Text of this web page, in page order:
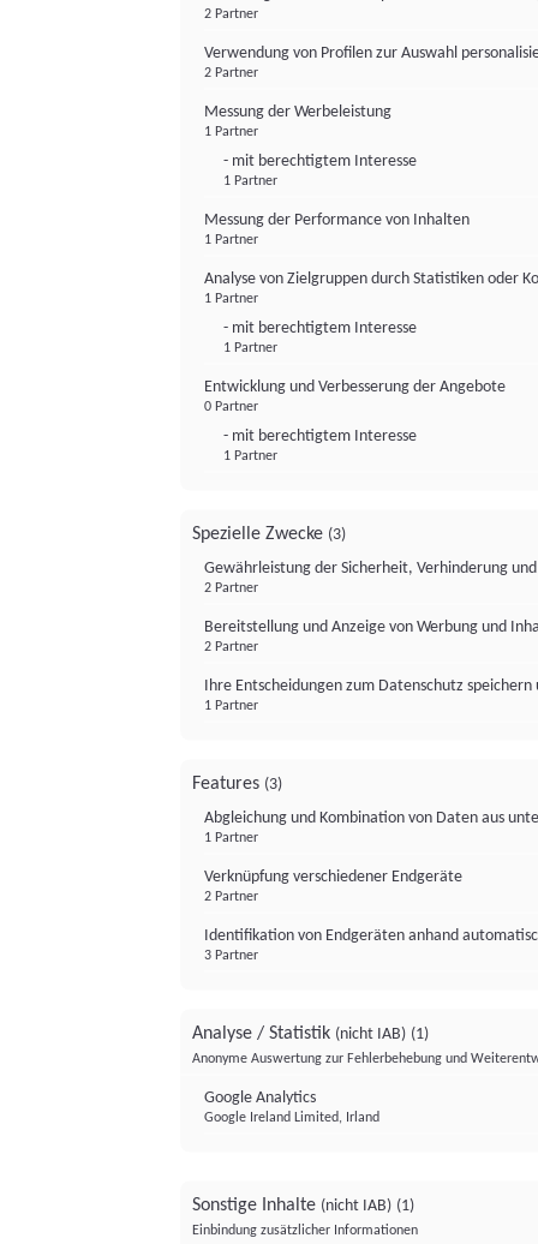
2 Partner
Verwendung von Profilen zur Auswahl
2 Partner
Messung der Werbeleistung
1 Partner
- mit berechtigtem Interesse
1 Partner
Messung der Performance von Inhalten
1 Partner
Analyse von Zielgruppen durch Statistiken oder
1 Partner
- mit berechtigtem Interesse
1 Partner
Entwicklung und Verbesserung der Angebote
0 Partner
- mit berechtigtem Interesse
1 Partner
Spezielle Zwecke (3)
Gewährleistung der Sicherheit, Verhinderung
2 Partner
Bereitstellung und Anzeige von Werbung und
2 Partner
Ihre Entscheidungen zum Datenschutz
1 Partner
Features (3)
Abgleichung und Kombination von Daten aus
1 Partner
Verknüpfung verschiedener Endgeräte
2 Partner
Identifikation von Endgeräten anhand
3 Partner
Analyse / Statistik (nicht IAB) (1)
Anonyme Auswertung zur Fehlerbehebung und
Google Analytics
Google Ireland Limited, Irland
Sonstige Inhalte (nicht IAB) (1)
Einbindung zusätzlicher Informationen